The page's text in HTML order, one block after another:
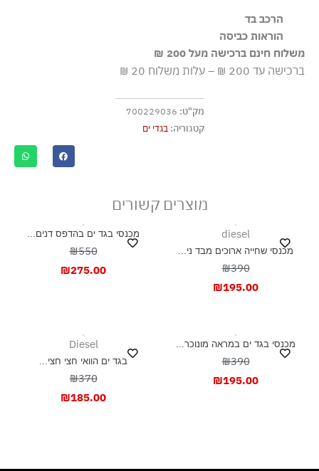
הרכב בד
100% פוליאסטר
הוראות כביסה
כביסה עדינה במכונה עד-30°C
ללא חומרי הלבנה, ללא השריה
גיהוץ בחום נמוך
אסור לנקות בניקוי יבש
משלוח חינם ברכישה מעל 200 ₪
ברכישה עד 200 ₪ – עלות משלוח 20 ₪
מק"ט: 700229036
קטגוריה:בגדי ים
מוצרים קשורים
diesel
מכנסי שחייה ארוכים מבד ני...
₪390
₪195.00
מכנסי בגד ים בהדפס דנים...
₪550
₪275.00
מכנסי בגד ים במראה מונוכר...
₪390
₪195.00
Diesel
בגד ים הוואי חצי חצי...
₪370
₪185.00